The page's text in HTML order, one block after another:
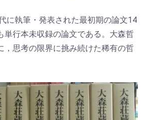
に執筆・発表された最初期の論文14
単行本未収録の論文である。大森哲
，思考の限界に挑み続けた稀有の哲